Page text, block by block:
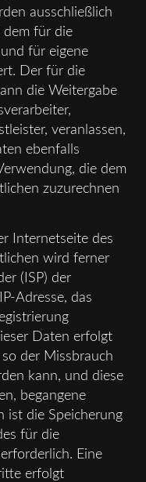
ausschließlich
dem für die
für eigene
Der für die
die Weitergabe
veranlassen,
ebenfalls
die dem
zuzurechnen
Internetseite des
wird ferner
(ISP) der
Adresse, das
Daten erfolgt
der Missbrauch
kann, und diese
begangene
ist die Speicherung
für die
Eine
erfolgt